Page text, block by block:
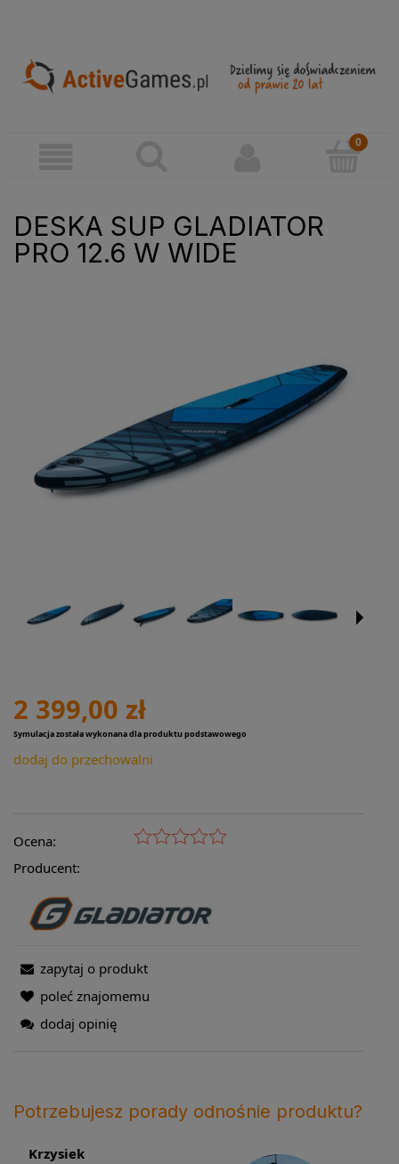
DESKA SUP GLADIATOR
PRO 12.6 W WIDE
2 399,00 zł
Symulacja została wykonana dla produktu podstawowego
dodaj do przechowalni
Ocena:
Producent:
zapytaj o produkt
poleć znajomemu
dodaj opinię
Potrzebujesz porady odnośnie produktu?
Krzysiek